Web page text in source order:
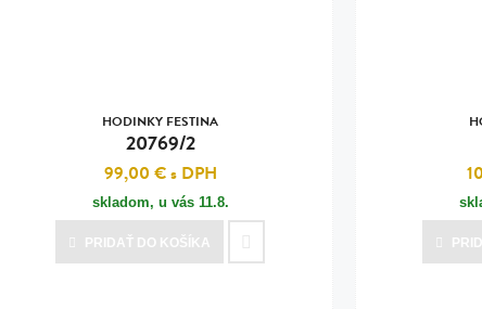
HODINKY FESTINA
20769/2
99,00 €s DPH
skladom, u vás 11.8.
PRIDAŤ DO KOŠÍKA